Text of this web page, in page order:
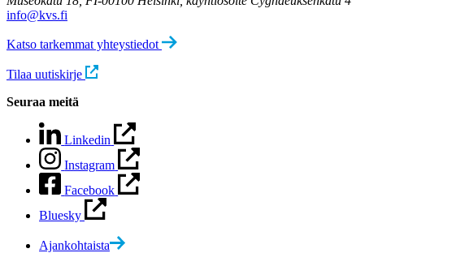
info@kvs.fi
Katso tarkemmat yhteystiedot
Tilaa uutiskirje
Seuraa meitä
Linkedin
Instagram
Facebook
Bluesky
Ajankohtaista